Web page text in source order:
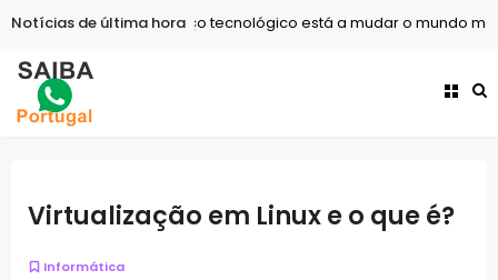
Tecnologia O avanço tecnológico está a mudar o mundo
Notícias de última hora
Virtualização em Linux e o que é?
Informática